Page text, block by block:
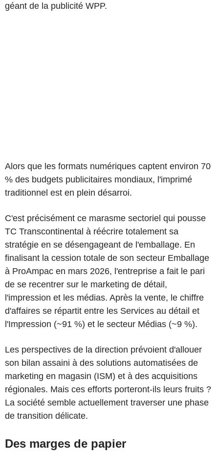
géant de la publicité WPP.
Alors que les formats numériques captent environ 70
% des budgets publicitaires mondiaux, l'imprimé
traditionnel est en plein désarroi.
C'est précisément ce marasme sectoriel qui pousse
TC Transcontinental à réécrire totalement sa
stratégie en se désengageant de l'emballage. En
finalisant la cession totale de son secteur Emballage
à ProAmpac en mars 2026, l'entreprise a fait le pari
de se recentrer sur le marketing de détail,
l'impression et les médias. Après la vente, le chiffre
d'affaires se répartit entre les Services au détail et
l'Impression (~91 %) et le secteur Médias (~9 %).
Les perspectives de la direction prévoient d'allouer
son bilan assaini à des solutions automatisées de
marketing en magasin (ISM) et à des acquisitions
régionales. Mais ces efforts porteront-ils leurs fruits ?
La société semble actuellement traverser une phase
de transition délicate.
Des marges de papier